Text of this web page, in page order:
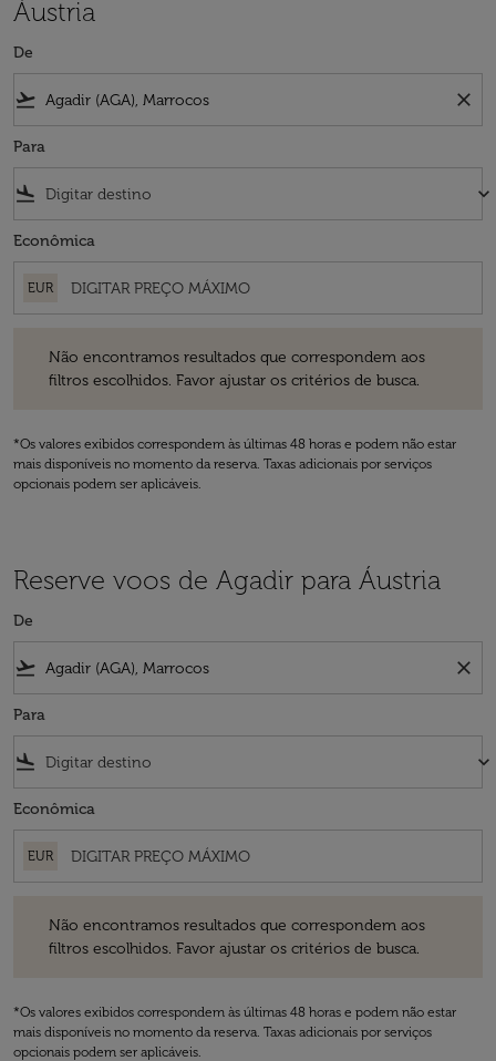
Áustria
De
flight_takeoff close
Para
flight_land keyboard_arrow_down
Econômica
EUR
Não encontramos resultados que correspondem aos
filtros escolhidos. Favor ajustar os critérios de busca.
*Os valores exibidos correspondem às últimas 48 horas e podem não estar
mais disponíveis no momento da reserva. Taxas adicionais por serviços
opcionais podem ser aplicáveis.
Reserve voos de Agadir para Áustria
De
flight_takeoff close
Para
flight_land keyboard_arrow_down
Econômica
EUR
Não encontramos resultados que correspondem aos
filtros escolhidos. Favor ajustar os critérios de busca.
*Os valores exibidos correspondem às últimas 48 horas e podem não estar
mais disponíveis no momento da reserva. Taxas adicionais por serviços
opcionais podem ser aplicáveis.